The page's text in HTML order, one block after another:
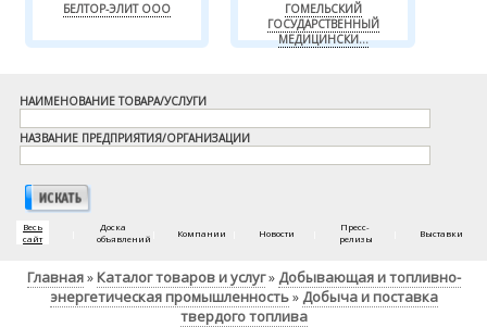
БЕЛТОР-ЭЛИТ ООО
ГОМЕЛЬСКИЙ
ГОСУДАРСТВЕННЫЙ
МЕДИЦИНСКИ...
НАИМЕНОВАНИЕ ТОВАРА/УСЛУГИ
НАЗВАНИЕ ПРЕДПРИЯТИЯ/ОРГАНИЗАЦИИ
Весь
сайт
Доска
объявлений
Компании Новости
Пресс-
релизы
Выставки
Главная» Каталог товаров и услуг» Добывающая и топливно-
энергетическая промышленность» Добыча и поставка
твердого топлива